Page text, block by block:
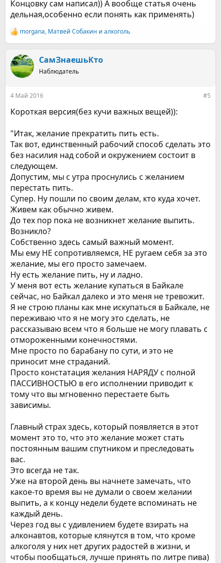
Концовку сам написал)) А вообще статья очень
дельная,особенно если понять как применять)
Р
е
к
ц
и
morgana, Матвей Собакин и алкоголь
СамЗнаешьКто
Наблюдатель
4 Май 2016 #5
Короткая версия(без кучи важных вещей)):
"Итак, желание прекратить пить есть.
Так вот, единственный рабочий способ сделать это
без насилия над собой и окружением состоит в
следующем.
Допустим, мы с утра проснулись с желанием
перестать пить.
Супер. Ну пошли по своим делам, кто куда хочет.
Живем как обычно живем.
До тех пор пока не возникнет желание выпить.
Возникло?
Собственно здесь самый важный момент.
Мы ему НЕ сопротивляемся, НЕ ругаем себя за это
желание, мы его просто замечаем.
Ну есть желание пить, ну и ладно.
У меня вот есть желание купаться в Байкале
сейчас, но Байкал далеко и это меня не тревожит.
Я не строю планы как мне искупаться в Байкале, не
переживаю что я не могу это сделать, не
рассказываю всем что я больше не могу плавать с
отмороженными конечностями.
Мне просто по барабану по сути, и это не
приносит мне страданий.
Просто констатация желания НАРЯДУ с полной
ПАССИВНОСТЬЮ в его исполнении приводит к
тому что вы мгновенно перестаете быть
зависимы.
Главный страх здесь, который появляется в этот
момент это то, что это желание может стать
постоянным вашим спутником и преследовать
вас.
Это всегда не так.
Уже на второй день вы начнете замечать, что
какое-то время вы не думали о своем желании
выпить, а к концу недели будете вспоминать не
каждый день.
Через год вы с удивлением будете взирать на
алконавтов, которые клянутся в том, что кроме
алкоголя у них нет других радостей в жизни, и
чтобы пообщаться, лучше принять по литре пива)